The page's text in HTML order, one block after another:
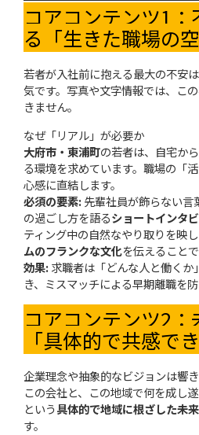
コアコンテンツ1
る「生きた職場の空
若者が入社前に抱える最大の不安
気です。写真や文字情報では、こ
きません。
なぜ「リアル」が必要か
大府市・東浦町の若者は、自宅か
る環境を求めています。職場の「
心感に直結します。
必須の要素:先輩社員が飾らない言
の過ごし方を語るショートインタ
ティング中の自然なやり取りを映し
ムのフランクな文化を伝えることで
効果:求職者は「どんな人と働くか
き、ミスマッチによる早期離職を防
コアコンテンツ2
「具体的で共感で
企業理念や抽象的なビジョンは響
この会社と、この地域で何を成し
という具体的で地域に根ざした未
す。